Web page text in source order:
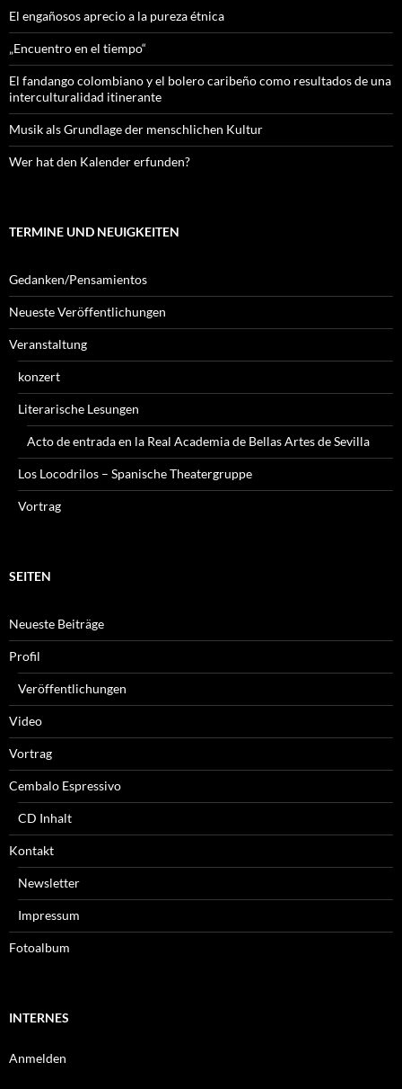
El engañosos aprecio a la pureza étnica
„Encuentro en el tiempo“
El fandango colombiano y el bolero caribeño como resultados de una
interculturalidad itinerante
Musik als Grundlage der menschlichen Kultur
Wer hat den Kalender erfunden?
TERMINE UND NEUIGKEITEN
Gedanken/Pensamientos
Neueste Veröffentlichungen
Veranstaltung
konzert
Literarische Lesungen
Acto de entrada en la Real Academia de Bellas Artes de Sevilla
Los Locodrilos – Spanische Theatergruppe
Vortrag
SEITEN
Neueste Beiträge
Profil
Veröffentlichungen
Video
Vortrag
Cembalo Espressivo
CD Inhalt
Kontakt
Newsletter
Impressum
Fotoalbum
INTERNES
Anmelden